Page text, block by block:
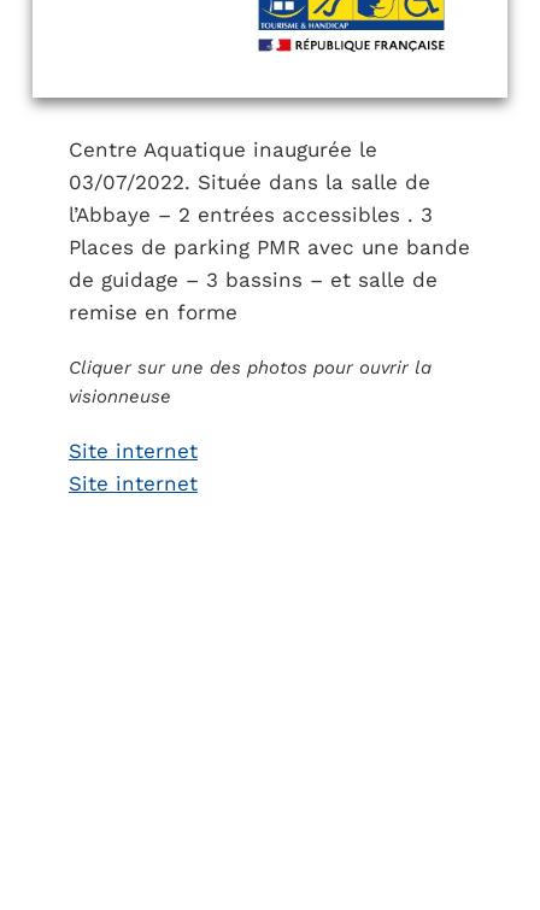
Centre Aquatique inaugurée le
03/07/2022. Située dans la salle de
l’Abbaye – 2 entrées accessibles . 3
Places de parking PMR avec une bande
de guidage – 3 bassins – et salle de
remise en forme
Cliquer sur une des photos pour ouvrir la
visionneuse
Site internet
Site internet